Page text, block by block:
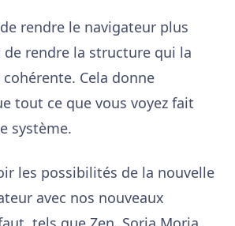
rendre le navigateur plus
de rendre la structure qui la
Cela donne
tout ce que vous voyez fait
système.
les possibilités de la nouvelle
avec nos nouveaux